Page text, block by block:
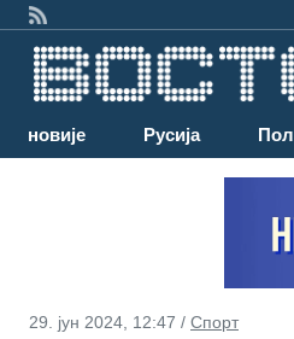
Најновије Русија
29. јун 2024, 12:47 / Спорт